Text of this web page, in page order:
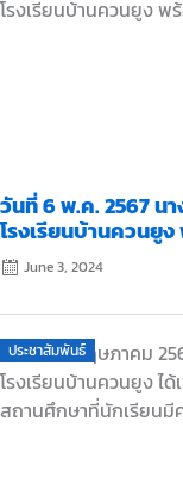
วันที่ 6 พ.ค. 2567 น
โรงเรียนบ้านควนยู
June 3, 2024
ประชาสัมพันธ์
Posted
on